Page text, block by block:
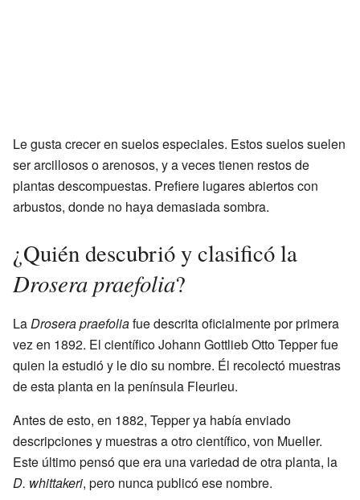
Le gusta crecer en suelos especiales. Estos suelos suelen
ser arcillosos o arenosos, y a veces tienen restos de
plantas descompuestas. Prefiere lugares abiertos con
arbustos, donde no haya demasiada sombra.
¿Quién descubrió y clasificó la
Drosera praefolia?
LaDrosera praefoliafue descrita oficialmente por primera
vez en 1892. El científico Johann Gottlieb Otto Tepper fue
quien la estudió y le dio su nombre. Él recolectó muestras
de esta planta en la península Fleurieu.
Antes de esto, en 1882, Tepper ya había enviado
descripciones y muestras a otro científico, von Mueller.
Este último pensó que era una variedad de otra planta, la
D. whittakeri, pero nunca publicó ese nombre.